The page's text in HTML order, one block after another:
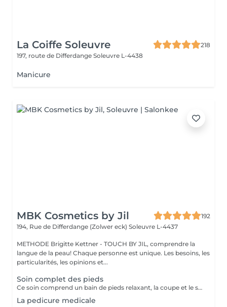
La Coiffe Soleuvre
218
197, route de Differdange Soleuvre L-4438
Manicure
MBK Cosmetics by Jil
192
194, Rue de Differdange (Zolwer eck) Soleuvre L-4437
METHODE Brigitte Kettner - TOUCH BY JIL, comprendre la
langue de la peau! Chaque personne est unique. Les besoins, les
particularités, les opinions et...
Soin complet des pieds
Ce soin comprend un bain de pieds relaxant, la coupe et le soin des ongles, le traitement des ongles épaissis, l'élimination des callosités et des cors,le soin des talons secs et abîmés, une hydratation nourrissante ainsi qu'un massage de confort en fin de soin.
La pedicure medicale